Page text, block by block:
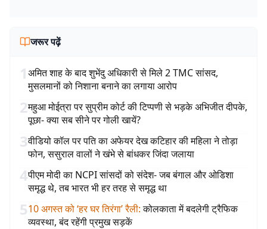
जरूर पढ़ें
1अमित शाह के बाद शुभेंदु अधिकारी से मिले 2 TMC सांसद,
मुसलमानों को निशाना बनाने का लगाया आरोप
2महुआ मोईत्रा पर सुप्रीम कोर्ट की टिप्पणी से भड़के अभिजीत दीपके,
पूछा- क्या सब सीने पर गोली खायें?
3वीडियो कॉल पर पति का अफेयर देख कटिहार की महिला ने तोड़ा
फोन, ससुराल वालों ने खंभे से बांधकर जिंदा जलाया
4पीएम मोदी का NCPI सांसदों को संदेश- जब बंगाल और ओडिशा
समृद्ध थे, तब भारत भी हर तरह से समृद्ध था
510 अगस्त को ‘हर घर तिरंगा’ रैली: कोलकाता में बदलेगी ट्रैफिक
व्यवस्था, बंद रहेंगी प्रमुख सड़कें